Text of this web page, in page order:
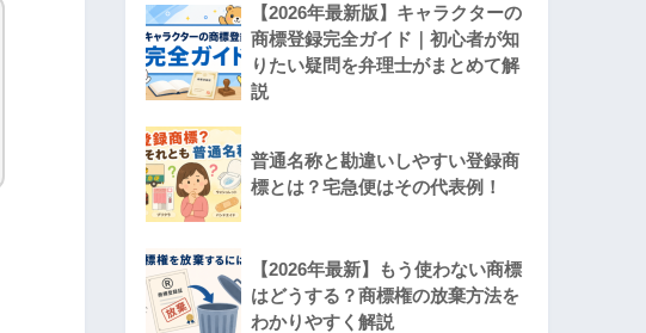
【2026年最新版】キャラクターの
商標登録完全ガイド｜初心者が知
りたい疑問を弁理士がまとめて解
説
普通名称と勘違いしやすい登録商
標とは？宅急便はその代表例！
【2026年最新】もう使わない商標
はどうする？商標権の放棄方法を
わかりやすく解説